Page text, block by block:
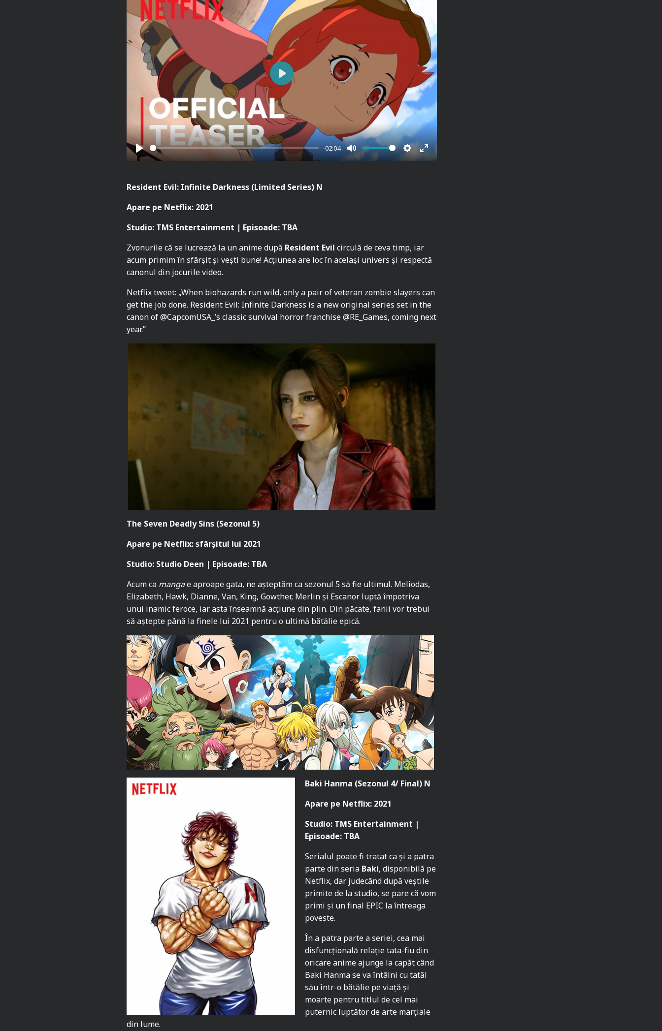
P
a
-02:04
M
S
s
E
l
c
r
e
n
P
l
a
y
Resident Evil: Infinite Darkness (Limited Series) N
Apare pe Netflix: 2021
Studio: TMS Entertainment | Episoade: TBA
Zvonurile că se lucrează la un anime după Resident Evil circulă de ceva timp, iar
acum primim în sfârșit și vești bune! Acțiunea are loc în același univers și respectă
canonul din jocurile video.
Netflix tweet: „When biohazards run wild, only a pair of veteran zombie slayers can
get the job done. Resident Evil: Infinite Darkness is a new original series set in the
canon of @CapcomUSA_’s classic survival horror franchise @RE_Games, coming next
year.”
The Seven Deadly Sins (Sezonul 5)
Apare pe Netflix: sfârșitul lui 2021
Studio: Studio Deen | Episoade: TBA
Acum ca mangae aproape gata, ne așteptăm ca sezonul 5 să fie ultimul. Meliodas,
Elizabeth, Hawk, Dianne, Van, King, Gowther, Merlin și Escanor luptă împotriva
unui inamic feroce, iar asta înseamnă acțiune din plin. Din păcate, fanii vor trebui
să aștepte până la finele lui 2021 pentru o ultimă bătălie epică.
Baki Hanma (Sezonul 4/ Final) N
Apare pe Netflix: 2021
Studio: TMS Entertainment |
Episoade: TBA
Serialul poate fi tratat ca și a patra
parte din seria Baki, disponibilă pe
Netflix, dar judecând după veștile
primite de la studio, se pare că vom
primi și un final EPIC la întreaga
poveste.
În a patra parte a seriei, cea mai
disfuncțională relație tata-fiu din
oricare anime ajunge la capăt când
Baki Hanma se va întâlni cu tatăl
său într-o bătălie pe viață și
moarte pentru titlul de cel mai
puternic luptător de arte marțiale
din lume.